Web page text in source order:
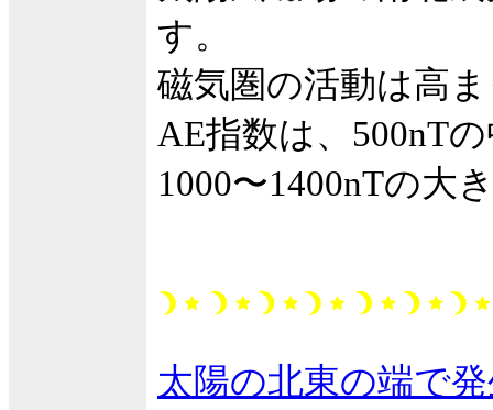
す。
磁気圏の活動は高
AE指数は、500nT
1000〜1400nTの大
太陽の北東の端で